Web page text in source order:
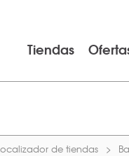
Tiendas
de tiendas